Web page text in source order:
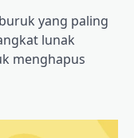
yang paling
lunak
menghapus